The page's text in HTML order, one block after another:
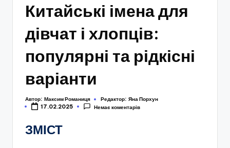
Китайські імена для
дівчат і хлопців:
популярні та рідкісні
варіанти
Автор: Максим Романиця Редактор: Яна Порхун
17.02.2025
Немає коментарів
ЗМІСТ